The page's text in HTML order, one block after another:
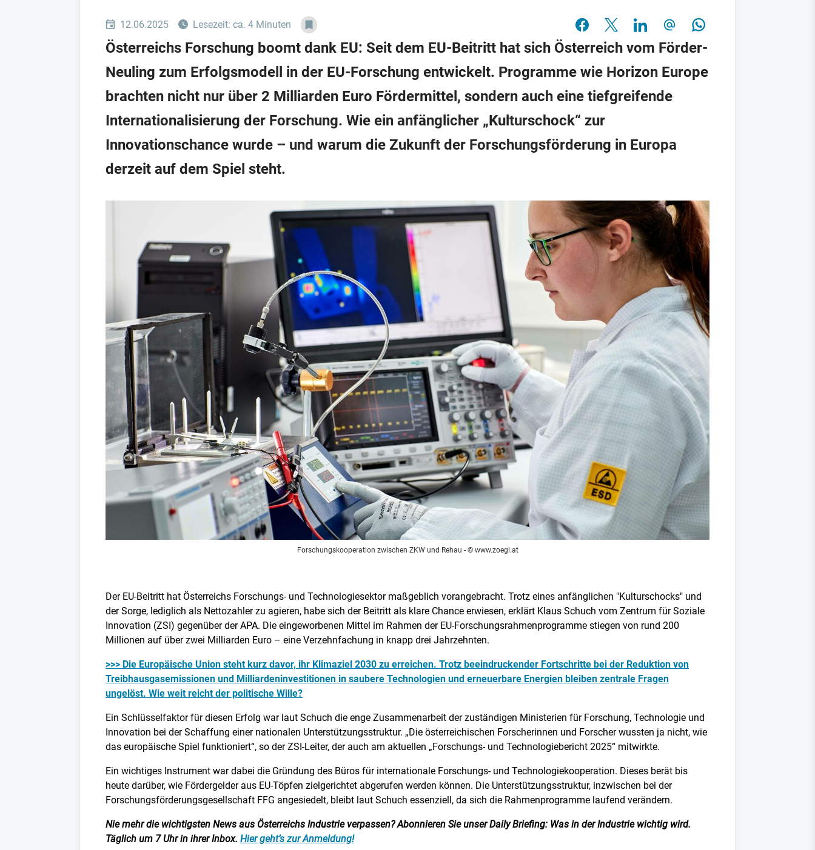
12.06.2025 Lesezeit: ca. 4 Minuten
Österreichs Forschung boomt dank EU: Seit dem EU-Beitritt hat sich Österreich vom Förder-
Neuling zum Erfolgsmodell in der EU-Forschung entwickelt. Programme wie Horizon Europe
brachten nicht nur über 2 Milliarden Euro Fördermittel, sondern auch eine tiefgreifende
Internationalisierung der Forschung. Wie ein anfänglicher „Kulturschock“ zur
Innovationschance wurde – und warum die Zukunft der Forschungsförderung in Europa
derzeit auf dem Spiel steht.
Forschungskooperation zwischen ZKW und Rehau - © www.zoegl.at
Der EU-Beitritt hat Österreichs Forschungs- und Technologiesektor maßgeblich vorangebracht. Trotz eines anfänglichen "Kulturschocks" und
der Sorge, lediglich als Nettozahler zu agieren, habe sich der Beitritt als klare Chance erwiesen, erklärt Klaus Schuch vom Zentrum für Soziale
Innovation (ZSI) gegenüber der APA. Die eingeworbenen Mittel im Rahmen der EU-Forschungsrahmenprogramme stiegen von rund 200
Millionen auf über zwei Milliarden Euro – eine Verzehnfachung in knapp drei Jahrzehnten.
>>> Die Europäische Union steht kurz davor, ihr Klimaziel 2030 zu erreichen. Trotz beeindruckender Fortschritte bei der Reduktion von
Treibhausgasemissionen und Milliardeninvestitionen in saubere Technologien und erneuerbare Energien bleiben zentrale Fragen
ungelöst. Wie weit reicht der politische Wille?
Ein Schlüsselfaktor für diesen Erfolg war laut Schuch die enge Zusammenarbeit der zuständigen Ministerien für Forschung, Technologie und
Innovation bei der Schaffung einer nationalen Unterstützungsstruktur. „Die österreichischen Forscherinnen und Forscher wussten ja nicht, wie
das europäische Spiel funktioniert“, so der ZSI-Leiter, der auch am aktuellen „Forschungs- und Technologiebericht 2025“ mitwirkte.
Ein wichtiges Instrument war dabei die Gründung des Büros für internationale Forschungs- und Technologiekooperation. Dieses berät bis
heute darüber, wie Fördergelder aus EU-Töpfen zielgerichtet abgerufen werden können. Die Unterstützungsstruktur, inzwischen bei der
Forschungsförderungsgesellschaft FFG angesiedelt, bleibt laut Schuch essenziell, da sich die Rahmenprogramme laufend verändern.
Nie mehr die wichtigsten News aus Österreichs Industrie verpassen? Abonnieren Sie unser Daily Briefing: Was in der Industrie wichtig wird.
Täglich um 7 Uhr in ihrer Inbox. Hier geht’s zur Anmeldung!